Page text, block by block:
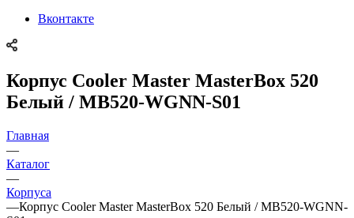
Вконтакте
Корпус Cooler Master MasterBox 520
Белый / MB520-WGNN-S01
Главная
—
Каталог
—
Корпуса
—Корпус Cooler Master MasterBox 520 Белый / MB520-WGNN-